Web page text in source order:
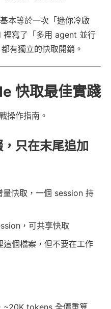
本等於一次「迷你冷啟
寫了「多用 agent 並行
有獨立的快取開銷。
快取最佳實踐
操作指南。
只在末尾追加
快取，一個 session 持
，可共享快取
個檔案，但不要在工作
tokens 全價重算